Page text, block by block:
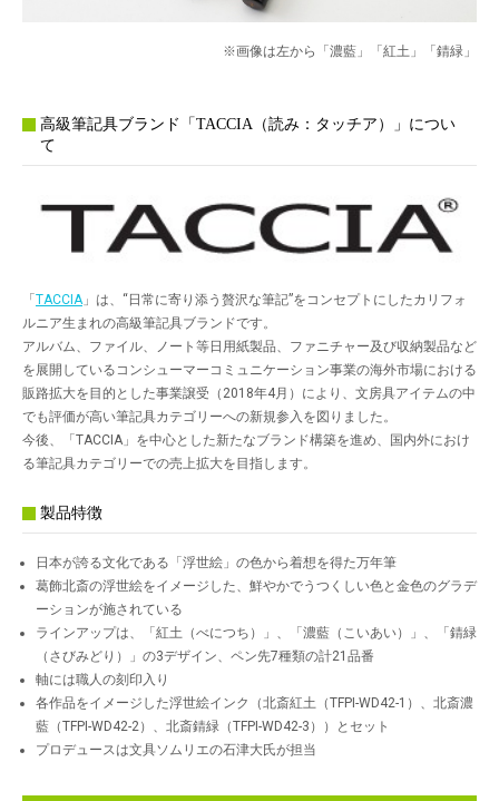
※画像は左から「濃藍」「紅土」「錆緑」
高級筆記具ブランド「TACCIA（読み：タッチア）」につい
て
「TACCIA 」は、“日常に寄り添う贅沢な筆記”をコンセプトにしたカリフォ
ルニア生まれの高級筆記具ブランドです。
アルバム、ファイル、ノート等日用紙製品、ファニチャー及び収納製品など
を展開しているコンシューマーコミュニケーション事業の海外市場における
販路拡大を目的とした事業譲受（2018年4月）により、文房具アイテムの中
でも評価が高い筆記具カテゴリーへの新規参入を図りました。
今後、「TACCIA」を中心とした新たなブランド構築を進め、国内外におけ
る筆記具カテゴリーでの売上拡大を目指します。
製品特徴
日本が誇る文化である「浮世絵」の色から着想を得た万年筆
葛飾北斎の浮世絵をイメージした、鮮やかでうつくしい色と金色のグラデ
ーションが施されている
ラインアップは、「紅土（べにつち）」、「濃藍（こいあい）」、「錆緑
（さびみどり）」の3デザイン、ペン先7種類の計21品番
軸には職人の刻印入り
各作品をイメージした浮世絵インク（北斎紅土（TFPI-WD42-1）、北斎濃
藍（TFPI-WD42-2）、北斎錆緑（TFPI-WD42-3））とセット
プロデュースは文具ソムリエの石津大氏が担当